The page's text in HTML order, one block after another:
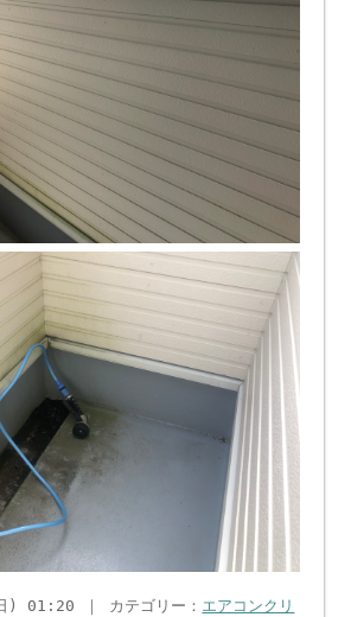
) 01:20 ｜ カテゴリー： エアコンクリ